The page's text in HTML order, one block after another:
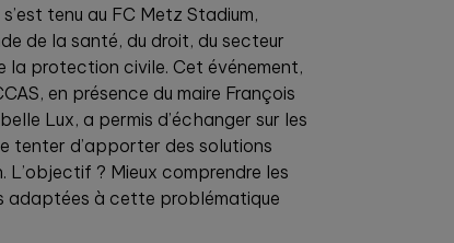
tenu au FC Metz Stadium,
de la santé, du droit, du secteur
la protection civile. Cet événement,
en présence du maire François
Lux, a permis d’échanger sur les
tenter d’apporter des solutions
? Mieux comprendre les
adaptées à cette problématique